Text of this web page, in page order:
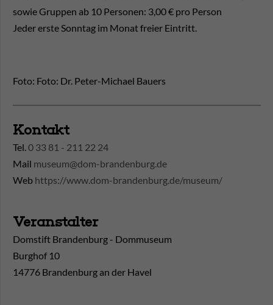
sowie Gruppen ab 10 Personen: 3,00 € pro Person
Jeder erste Sonntag im Monat freier Eintritt.
Foto: Foto: Dr. Peter-Michael Bauers
Kontakt
Tel.0 33 81 - 211 22 24
Mail museum@dom-brandenburg.de
Web https://www.dom-brandenburg.de/museum/
Veranstalter
Domstift Brandenburg - Dommuseum
Burghof 10
14776 Brandenburg an der Havel